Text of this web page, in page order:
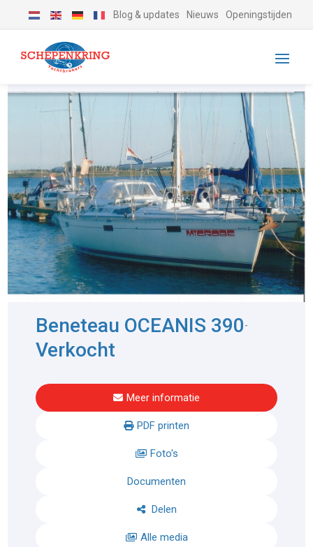
Blog & updates Nieuws Openingstijden
Beneteau OCEANIS 390-
Verkocht
Meer informatie
PDF printen
Foto's
Documenten
Delen
Alle media